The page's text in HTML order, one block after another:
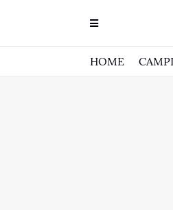
HOME